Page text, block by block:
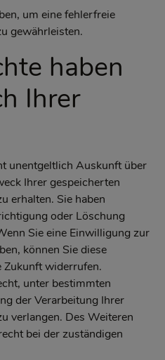
um eine fehlerfreie
gewährleisten.
haben
Ihrer
unentgeltlich Auskunft über
Ihrer gespeicherten
erhalten. Sie haben
oder Löschung
Sie eine Einwilligung zur
können Sie diese
widerrufen.
unter bestimmten
der Verarbeitung Ihrer
verlangen. Des Weiteren
bei der zuständigen